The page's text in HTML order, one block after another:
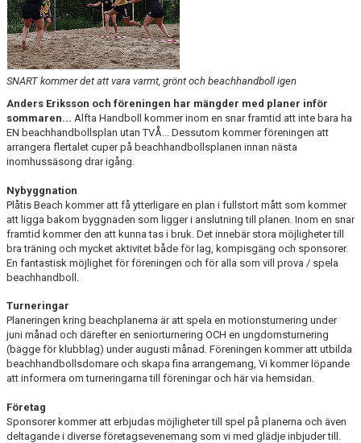
KALENDER
TABELLER
HANDBOLL PLAY
SNART kommer det att vara varmt, grönt och beachhandboll igen
Anders Eriksson och föreningen har mängder med planer inför
sommaren... Alfta Handboll kommer inom en snar framtid att inte bara ha
EN beachhandbollsplan utan TVÅ... Dessutom kommer föreningen att
arrangera flertalet cuper på beachhandbollsplanen innan nästa
inomhussäsong drar igång.
Nybyggnation
Plåtis Beach kommer att få ytterligare en plan i fullstort mått som kommer
att ligga bakom byggnaden som ligger i anslutning till planen. Inom en snar
framtid kommer den att kunna tas i bruk. Det innebär stora möjligheter till
bra träning och mycket aktivitet både för lag, kompisgäng och sponsorer.
En fantastisk möjlighet för föreningen och för alla som vill prova / spela
beachhandboll.
Turneringar
Planeringen kring beachplanerna är att spela en motionsturnering under
juni månad och därefter en seniorturnering OCH en ungdomsturnering
(bägge för klubblag) under augusti månad. Föreningen kommer att utbilda
beachhandbollsdomare och skapa fina arrangemang, Vi kommer löpande
att informera om turneringarna till föreningar och här via hemsidan.
Företag
Sponsorer kommer att erbjudas möjligheter till spel på planerna och även
deltagande i diverse företagsevenemang som vi med glädje inbjuder till.